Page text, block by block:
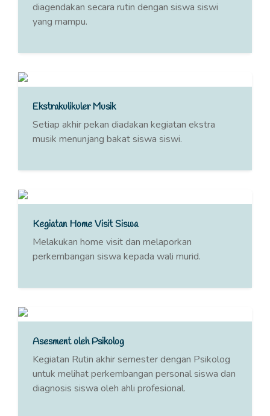
diagendakan secara rutin dengan siswa siswi
yang mampu.
Ekstrakulikuler Musik
Setiap akhir pekan diadakan kegiatan ekstra
musik menunjang bakat siswa siswi.
Kegiatan Home Visit Siswa
Melakukan home visit dan melaporkan
perkembangan siswa kepada wali murid.
Asesment oleh Psikolog
Kegiatan Rutin akhir semester dengan Psikolog
untuk melihat perkembangan personal siswa dan
diagnosis siswa oleh ahli profesional.